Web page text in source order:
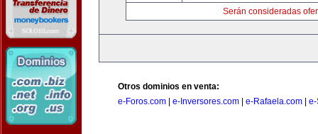
Serán consideradas
Otros dominios en venta:
e-Foros.com
e-Inversores.com e-Rafaela.com e-